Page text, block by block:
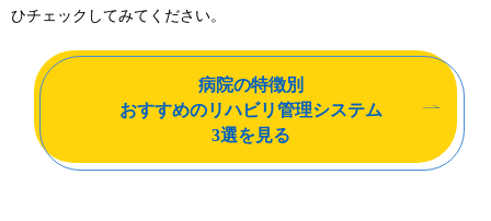
ひチェックしてみてください。
病院の特徴別
おすすめのリハビリ管理システム
3選を見る